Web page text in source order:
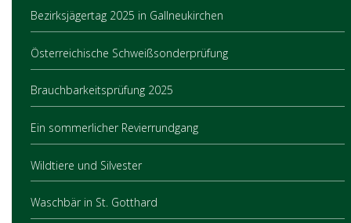
Bezirksjägertag 2025 in Gallneukirchen
Österreichische Schweißsonderprüfung
Brauchbarkeitsprüfung 2025
Ein sommerlicher Revierrundgang
Wildtiere und Silvester
Waschbär in St. Gotthard